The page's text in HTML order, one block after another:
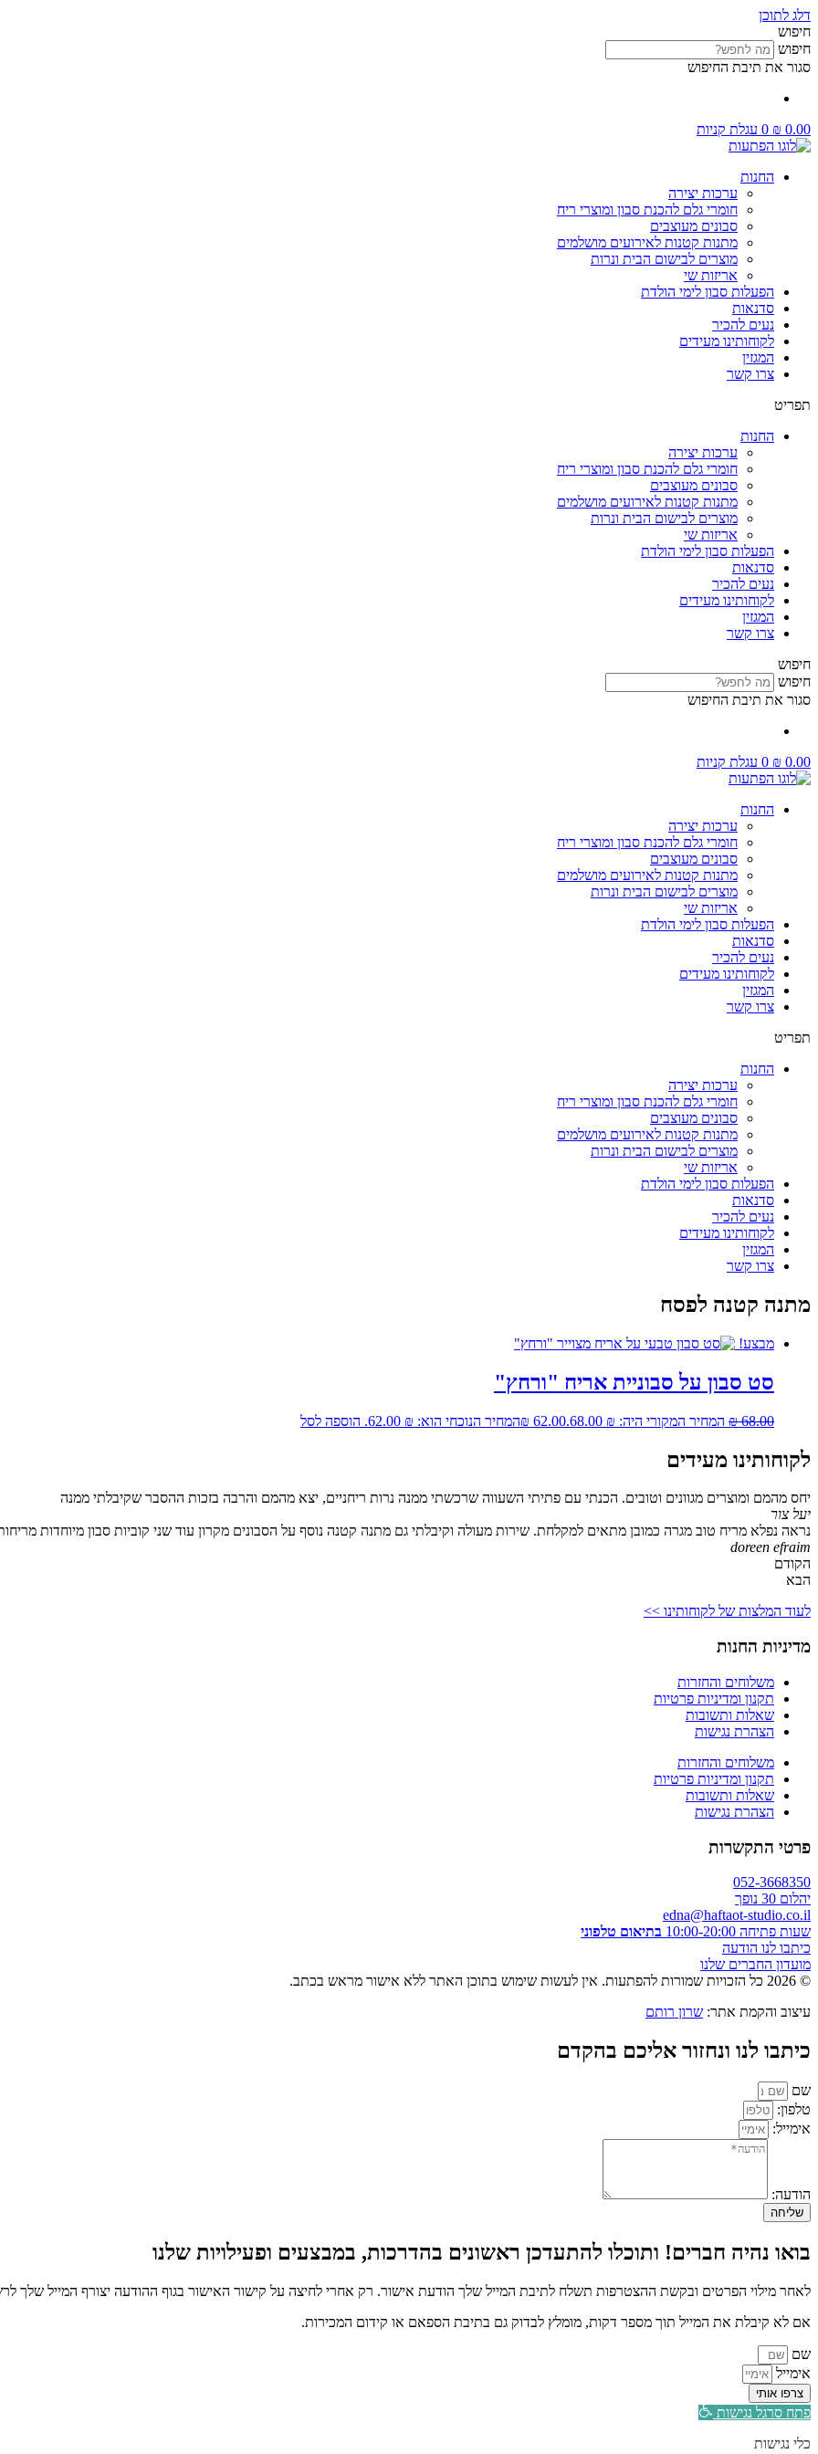
דלג לתוכן
חיפוש
חיפוש
סגור את תיבת החיפוש
₪ 0.00
0 עגלת קניות
החנות
ערכות יצירה
חומרי גלם להכנת סבון ומוצרי ריח
סבונים מעוצבים
מתנות קטנות לאירועים מושלמים
מוצרים לבישום הבית ונרות
אריזות שי
הפעלות סבון לימי הולדת
סדנאות
נעים להכיר
לקוחותינו מעידים
המגזין
צרו קשר
תפריט
החנות
ערכות יצירה
חומרי גלם להכנת סבון ומוצרי ריח
סבונים מעוצבים
מתנות קטנות לאירועים מושלמים
מוצרים לבישום הבית ונרות
אריזות שי
הפעלות סבון לימי הולדת
סדנאות
נעים להכיר
לקוחותינו מעידים
המגזין
צרו קשר
חיפוש
חיפוש
סגור את תיבת החיפוש
₪ 0.00
0 עגלת קניות
החנות
ערכות יצירה
חומרי גלם להכנת סבון ומוצרי ריח
סבונים מעוצבים
מתנות קטנות לאירועים מושלמים
מוצרים לבישום הבית ונרות
אריזות שי
הפעלות סבון לימי הולדת
סדנאות
נעים להכיר
לקוחותינו מעידים
המגזין
צרו קשר
תפריט
החנות
ערכות יצירה
חומרי גלם להכנת סבון ומוצרי ריח
סבונים מעוצבים
מתנות קטנות לאירועים מושלמים
מוצרים לבישום הבית ונרות
אריזות שי
הפעלות סבון לימי הולדת
סדנאות
נעים להכיר
לקוחותינו מעידים
המגזין
צרו קשר
מתנה קטנה לפסח
מבצע!
סט סבון על סבוניית אריח "ורחץ"
₪68.00 המחיר המקורי היה: ₪ 68.00. ₪ 62.00 המחיר הנוכחי הוא: ₪ 62.00. הוספה לסל
לקוחותינו מעידים
יחס מהמם ומוצרים מגוונים וטובים. הכנתי עם פתיתי השעווה שרכשתי ממנה נרות ריחניים, יצא מהמם והרבה בזכות ההסבר שקיבלתי ממנה
יעל צור
נראה נפלא מריח טוב מגרה כמובן מתאים למקלחת. שירות מעולה וקיבלתי גם מתנה קטנה נוסף על הסבונים מקרון עוד שני קוביות סבון מיוחדות
doreen efraim
הקודם
הבא
לעוד המלצות של לקוחותינו >>
מדיניות החנות
משלוחים והחזרות
תקנון ומדיניות פרטיות
שאלות ותשובות
הצהרת נגישות
משלוחים והחזרות
תקנון ומדיניות פרטיות
שאלות ותשובות
הצהרת נגישות
פרטי התקשרות
052-3668350
יהלום 30 נופך
edna@haftaot-studio.co.il
שעות פתיחה 10:00-20:00
בתיאום טלפוני
כיתבו לנו הודעה
מועדון החברים שלנו
© 2026 כל הזכויות שמורות להפתעות. אין לעשות שימוש בתוכן האתר ללא אישור מראש בכתב.
עיצוב והקמת אתר: שרון רותם
כיתבו לנו ונחזור אליכם בהקדם
שם
טלפון:
אימייל:
הודעה:
שליחה
בואו נהיה חברים! ותוכלו להתעדכן ראשונים בהדרכות, במבצעים ופעילויות שלנו
לאחר מילוי הפרטים ובקשת ההצטרפות תשלח לתיבת המייל שלך הודעת אישור. רק אחרי לחיצה על קישור האישור בגוף ההודעה יצורף המייל שלך
אם לא קיבלת את המייל תוך מספר דקות, מומלץ לבדוק גם בתיבת הספאם או קידום המכירות.
שם
אימייל
צרפו אותי
פתח סרגל נגישות
כלי נגישות